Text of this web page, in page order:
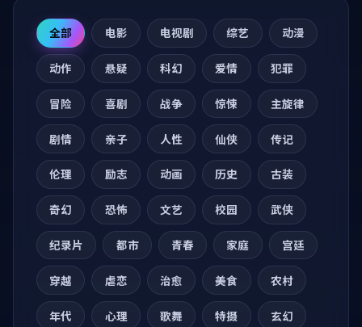
全部 电影 电视剧 综艺 动漫
动作 悬疑 科幻 爱情 犯罪
冒险 喜剧 战争 惊悚 主旋律
剧情 亲子 人性 仙侠 传记
伦理 励志 动画 历史 古装
奇幻 恐怖 文艺 校园 武侠
纪录片 都市 青春 家庭 宫廷
穿越 虐恋 治愈 美食 农村
年代 心理 歌舞 特摄 玄幻